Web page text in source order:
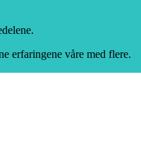
erfaringene våre med flere.